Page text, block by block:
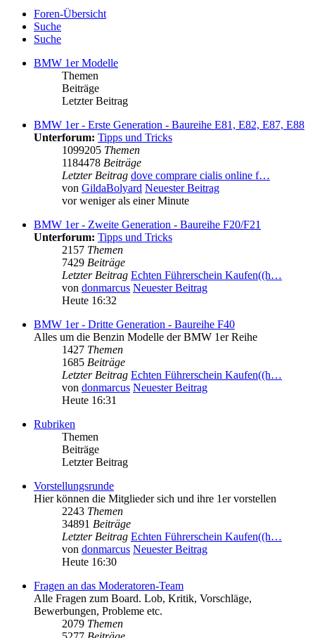
Foren-Übersicht
Suche
Suche
BMW 1er Modelle
Themen
Beiträge
Letzter Beitrag
BMW 1er - Erste Generation - Baureihe E81, E82, E87, E88
Unterforum: Tipps und Tricks
1099205 Themen
1184478 Beiträge
Letzter Beitrag dove comprare cialis online f…
von GildaBolyard Neuester Beitrag
vor weniger als einer Minute
BMW 1er - Zweite Generation - Baureihe F20/F21
Unterforum: Tipps und Tricks
2157 Themen
7429 Beiträge
Letzter Beitrag Echten Führerschein Kaufen((h…
von donmarcus Neuester Beitrag
Heute 16:32
BMW 1er - Dritte Generation - Baureihe F40
Alles um die Benzin Modelle der BMW 1er Reihe
1427 Themen
1685 Beiträge
Letzter Beitrag Echten Führerschein Kaufen((h…
von donmarcus Neuester Beitrag
Heute 16:31
Rubriken
Themen
Beiträge
Letzter Beitrag
Vorstellungsrunde
Hier können die Mitglieder sich und ihre 1er vorstellen
2243 Themen
34891 Beiträge
Letzter Beitrag Echten Führerschein Kaufen((h…
von donmarcus Neuester Beitrag
Heute 16:30
Fragen an das Moderatoren-Team
Alle Fragen zum Board. Lob, Kritik, Vorschläge,
Bewerbungen, Probleme etc.
2079 Themen